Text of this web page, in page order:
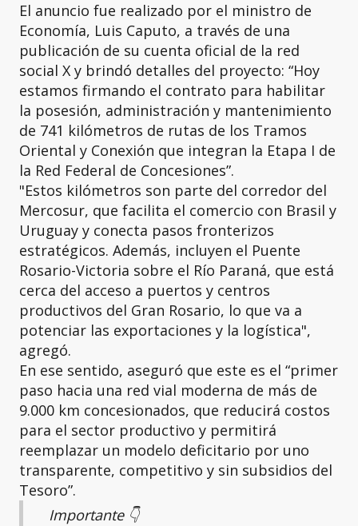
El anuncio fue realizado por el ministro de
Economía, Luis Caputo, a través de una
publicación de su cuenta oficial de la red
social X y brindó detalles del proyecto: “Hoy
estamos firmando el contrato para habilitar
la posesión, administración y mantenimiento
de 741 kilómetros de rutas de los Tramos
Oriental y Conexión que integran la Etapa I de
la Red Federal de Concesiones”.
"Estos kilómetros son parte del corredor del
Mercosur, que facilita el comercio con Brasil y
Uruguay y conecta pasos fronterizos
estratégicos. Además, incluyen el Puente
Rosario-Victoria sobre el Río Paraná, que está
cerca del acceso a puertos y centros
productivos del Gran Rosario, lo que va a
potenciar las exportaciones y la logística",
agregó.
En ese sentido, aseguró que este es el “primer
paso hacia una red vial moderna de más de
9.000 km concesionados, que reducirá costos
para el sector productivo y permitirá
reemplazar un modelo deficitario por uno
transparente, competitivo y sin subsidios del
Tesoro”.
Importante 👇